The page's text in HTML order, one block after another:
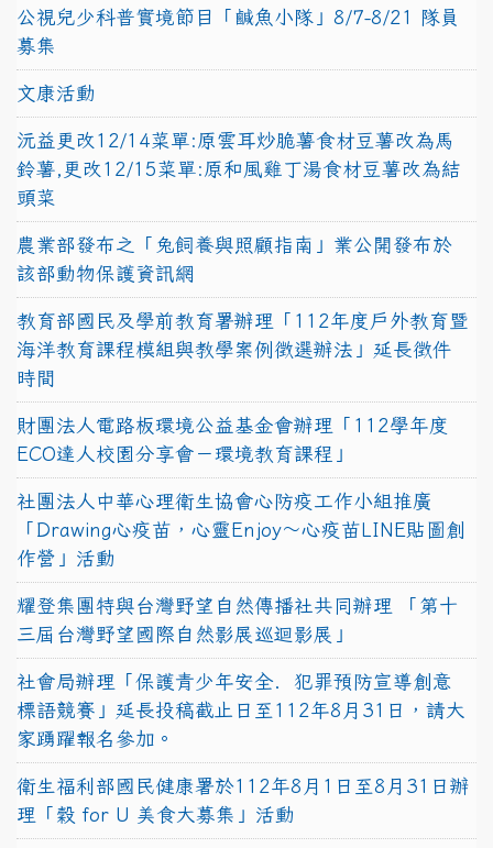
公視兒少科普實境節目「鹹魚小隊」8/7-8/21 隊員
募集
文康活動
沅益更改12/14菜單:原雲耳炒脆薯食材豆薯改為馬
鈴薯,更改12/15菜單:原和風雞丁湯食材豆薯改為結
頭菜
農業部發布之「兔飼養與照顧指南」業公開發布於
該部動物保護資訊網
教育部國民及學前教育署辦理「112年度戶外教育暨
海洋教育課程模組與教學案例徵選辦法」延長徵件
時間
財團法人電路板環境公益基金會辦理「112學年度
ECO達人校園分享會－環境教育課程」
社團法人中華心理衛生協會心防疫工作小組推廣
「Drawing心疫苗，心靈Enjoy〜心疫苗LINE貼圖創
作營」活動
耀登集團特與台灣野望自然傳播社共同辦理 「第十
三屆台灣野望國際自然影展巡迴影展」
社會局辦理「保護青少年安全．犯罪預防宣導創意
標語競賽」延長投稿截止日至112年8月31日，請大
家踴躍報名參加。
衛生福利部國民健康署於112年8月1日至8月31日辦
理「穀 for U 美食大募集」活動